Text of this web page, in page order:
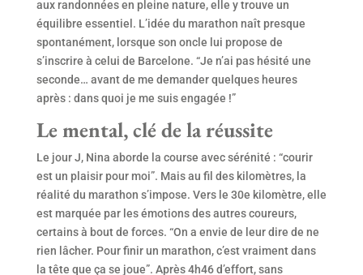
aux randonnées en pleine nature, elle y trouve un
équilibre essentiel. L’idée du marathon naît presque
spontanément, lorsque son oncle lui propose de
s’inscrire à celui de Barcelone. “Je n’ai pas hésité une
seconde… avant de me demander quelques heures
après : dans quoi je me suis engagée !”
Le mental, clé de la réussite
Le jour J, Nina aborde la course avec sérénité : “courir
est un plaisir pour moi”. Mais au fil des kilomètres, la
réalité du marathon s’impose. Vers le 30e kilomètre, elle
est marquée par les émotions des autres coureurs,
certains à bout de forces. “On a envie de leur dire de ne
rien lâcher. Pour finir un marathon, c’est vraiment dans
la tête que ça se joue”. Après 4h46 d’effort, sans